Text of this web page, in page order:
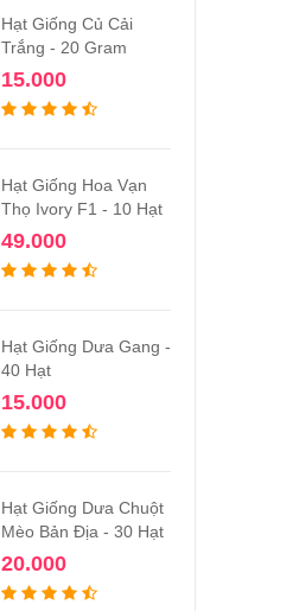
Hạt Giống Củ Cải
Trắng - 20 Gram
15.000
Hạt Giống Hoa Vạn
Thọ Ivory F1 - 10 Hạt
49.000
Hạt Giống Dưa Gang -
40 Hạt
15.000
Hạt Giống Dưa Chuột
Mèo Bản Địa - 30 Hạt
20.000